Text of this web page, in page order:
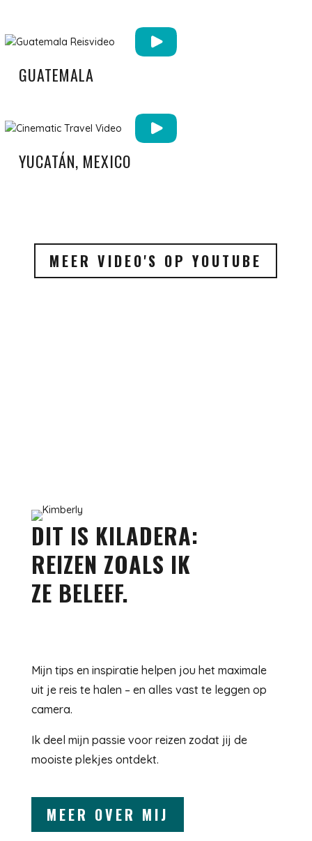
GUATEMALA
YUCATÁN, MEXICO
MEER VIDEO'S OP YOUTUBE
DIT IS KILADERA:
REIZEN ZOALS IK
ZE BELEEF.
Mijn tips en inspiratie helpen jou het maximale
uit je reis te halen – en alles vast te leggen op
camera.
Ik deel mijn passie voor reizen zodat jij de
mooiste plekjes ontdekt.
MEER OVER MIJ